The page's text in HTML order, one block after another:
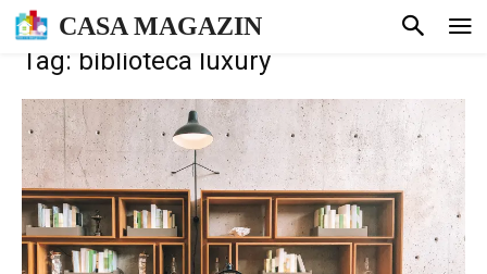
CASA MAGAZIN
Tag: biblioteca luxury